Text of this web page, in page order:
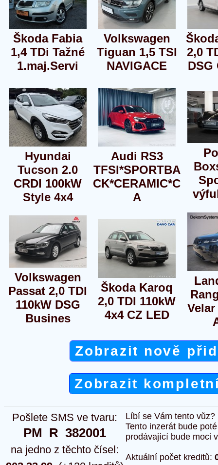
Škoda Fabia
1,4 TDi Tažné
1.maj.Servi
Volkswagen
Tiguan 1,5 TSI
NAVIGACE
2,0
DSG
Hyundai
Tucson 2.0
CRDI 100kW
Style 4x4
Audi RS3
TFSI*SPORTBA
CK*CERAMIC*C
A
Volkswagen
Passat 2,0 TDI
110kW DSG
Busines
Škoda Karoq
2,0 TDI 110kW
4x4 CZ LED
Velar
Zobrazit nově
Zobrazit
Pošlete SMS ve tvaru:
PM  R  382001
na jedno z těchto čísel:
Líbí se Vám tento
Tento inzerát bude
prodávající bude moci
Aktuální počet kreditů: